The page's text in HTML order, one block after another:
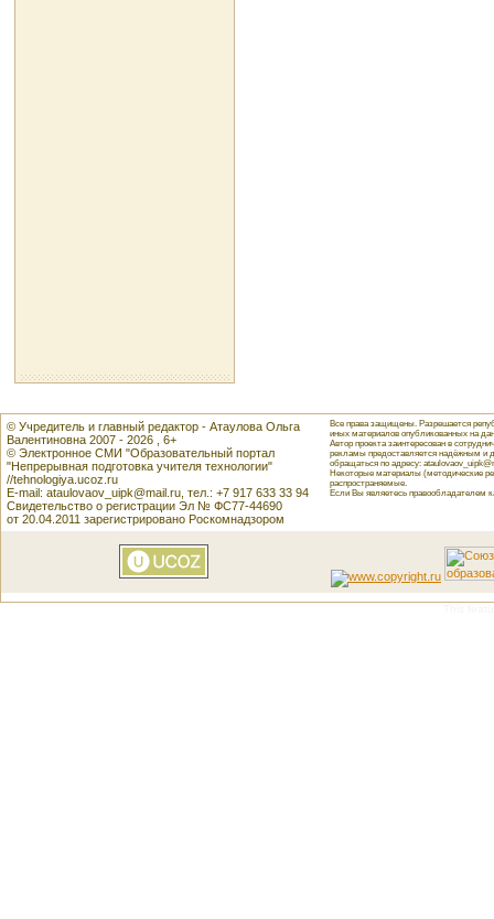
© Учредитель и главный редактор - Атаулова Ольга
Валентиновна 2007 - 2026 , 6+
© Электронное СМИ "Образовательный портал
"Непрерывная подготовка учителя технологии"
//tehnologiya.ucoz.ru
E-mail: ataulovaov_uipk@mail.ru, тел.: +7 917 633 33 94
Свидетельство о регистрации Эл № ФС77-44690
от 20.04.2011 зарегистрировано Роскомнадзором
Все права защищены. Разрешается
иных материалов опубликованных на
Автор проекта заинтересован в
рекламы предоставляется надёжным и
обращаться по адресу:
Некоторые материалы (методические
распространяемые.
Если Вы являетесь правообладателем